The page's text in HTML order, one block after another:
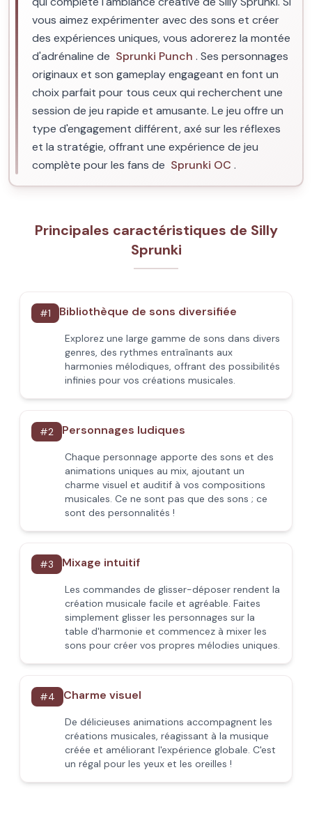
vous aimez expérimenter avec des sons et créer
des expériences uniques, vous adorerez la montée
d'adrénaline de Sprunki Punch . Ses personnages
originaux et son gameplay engageant en font un
choix parfait pour tous ceux qui recherchent une
session de jeu rapide et amusante. Le jeu offre un
type d'engagement différent, axé sur les réflexes
et la stratégie, offrant une expérience de jeu
complète pour les fans de Sprunki OC .
Principales caractéristiques de Silly
Sprunki
#1 Bibliothèque de sons diversifiée
Explorez une large gamme de sons dans divers
genres, des rythmes entraînants aux
harmonies mélodiques, offrant des possibilités
infinies pour vos créations musicales.
#2 Personnages ludiques
Chaque personnage apporte des sons et des
animations uniques au mix, ajoutant un
charme visuel et auditif à vos compositions
musicales. Ce ne sont pas que des sons ; ce
sont des personnalités !
#3 Mixage intuitif
Les commandes de glisser-déposer rendent la
création musicale facile et agréable. Faites
simplement glisser les personnages sur la
table d'harmonie et commencez à mixer les
sons pour créer vos propres mélodies uniques.
#4 Charme visuel
De délicieuses animations accompagnent les
créations musicales, réagissant à la musique
créée et améliorant l'expérience globale. C'est
un régal pour les yeux et les oreilles !